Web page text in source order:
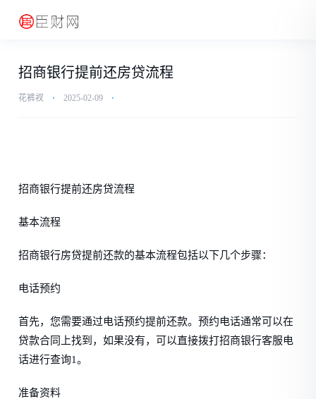
招商银行提前还房贷流程
花裤衩 ⋅ 2025-02-09 ⋅
招商银行提前还房贷流程
基本流程
招商银行房贷提前还款的基本流程包括以下几个步骤：
电话预约
首先，您需要通过电话预约提前还款。预约电话通常可以在
贷款合同上找到，如果没有，可以直接拨打招商银行客服电
话进行查询1。
准备资料